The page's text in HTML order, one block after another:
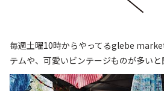
毎週土曜10時からやってるglebe
テムや、可愛いビンテージものが多いと